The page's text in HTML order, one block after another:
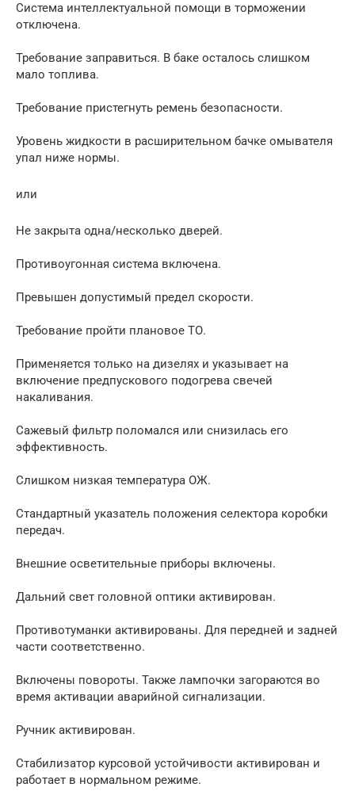
Система интеллектуальной помощи в торможении
отключена.
Требование заправиться. В баке осталось слишком
мало топлива.
Требование пристегнуть ремень безопасности.
Уровень жидкости в расширительном бачке омывателя
упал ниже нормы.
или
Не закрыта одна/несколько дверей.
Противоугонная система включена.
Превышен допустимый предел скорости.
Требование пройти плановое ТО.
Применяется только на дизелях и указывает на
включение предпускового подогрева свечей
накаливания.
Сажевый фильтр поломался или снизилась его
эффективность.
Слишком низкая температура ОЖ.
Стандартный указатель положения селектора коробки
передач.
Внешние осветительные приборы включены.
Дальний свет головной оптики активирован.
Противотуманки активированы. Для передней и задней
части соответственно.
Включены повороты. Также лампочки загораются во
время активации аварийной сигнализации.
Ручник активирован.
Стабилизатор курсовой устойчивости активирован и
работает в нормальном режиме.